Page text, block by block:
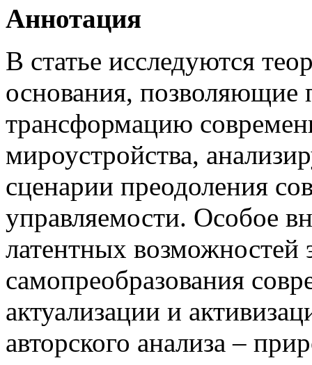
Аннотация
В статье исследуются
основания, позволяющие
трансформацию
мироустройства,
сценарии преодоления
управляемости. Особое
латентных возможностей
самопреобразования
актуализации и
авторского анализа –